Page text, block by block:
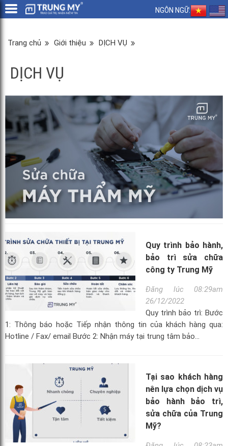
NGÔN NGỮ:
Trang chủ Giới thiệu DỊCH VỤ
DỊCH VỤ
Quy trình bảo hành,
bảo trì sửa chữa
công ty Trung Mỹ
Đăng lúc 08:29am
26/12/2022
Quy trình bảo trì: Bước
1: Thông báo hoặc Tiếp nhận thông tin của khách hàng qua:
Hotline / Fax/ email Bước 2: Nhận máy tại trung tâm bảo...
Tại sao khách hàng
nên lựa chọn dịch vụ
bảo hành bảo trì,
sửa chữa của Trung
Mỹ?